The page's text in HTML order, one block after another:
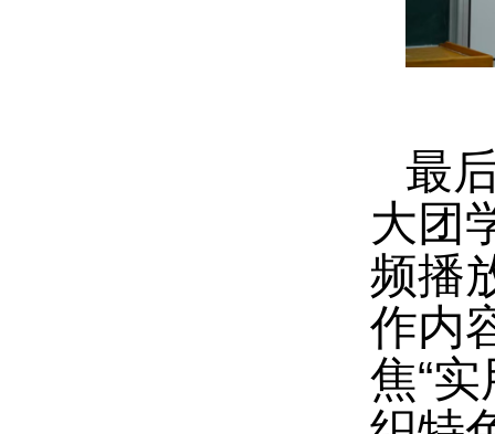
最
大团
频播
作内
焦“